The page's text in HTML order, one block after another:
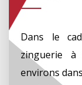
Dans le
zinguerie à
environs